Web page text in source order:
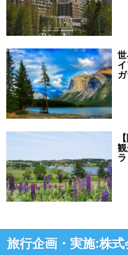
旅行企画・実施:株式